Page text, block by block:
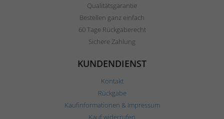
Qualitätsgarantie
Bestellen ganz einfach
60 Tage Rückgaberecht
Sichere Zahlung
KUNDENDIENST
Kontakt
Rückgabe
Kaufinformationen & Impressum
Kauf widerrufen